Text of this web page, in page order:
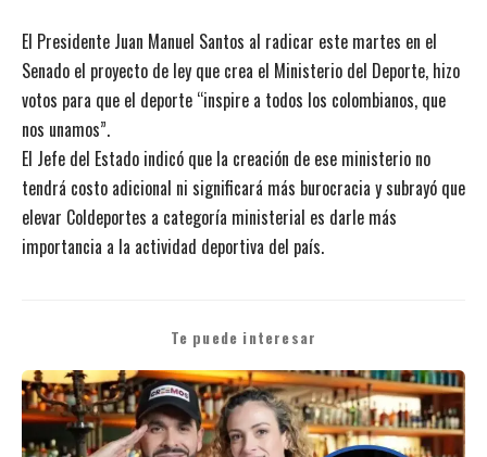
El Presidente Juan Manuel Santos al radicar este martes en el
Senado el proyecto de ley que crea el Ministerio del Deporte, hizo
votos para que el deporte “inspire a todos los colombianos, que
nos unamos”.
El Jefe del Estado indicó que la creación de ese ministerio no
tendrá costo adicional ni significará más burocracia y subrayó que
elevar Coldeportes a categoría ministerial es darle más
importancia a la actividad deportiva del país.
Te puede interesar